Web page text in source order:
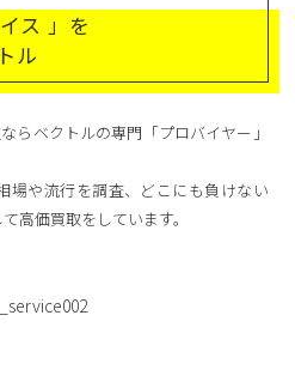
ス 」を
ル
らベクトルの専門「プロバイヤー」
場や流行を調査、どこにも負けない
高価買取をしています。